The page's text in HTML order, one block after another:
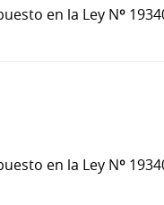
en la Ley Nº
en la Ley Nº